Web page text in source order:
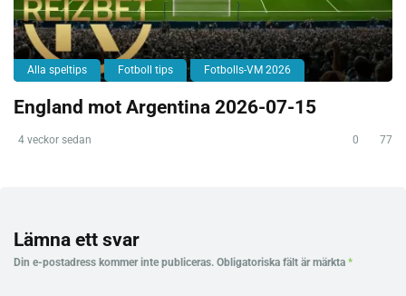
Alla speltips Fotboll tips Fotbolls-VM 2026
England mot Argentina 2026-07-15
4 veckor sedan 0 77
Lämna ett svar
Din e-postadress kommer inte publiceras. Obligatoriska fält är märkta *